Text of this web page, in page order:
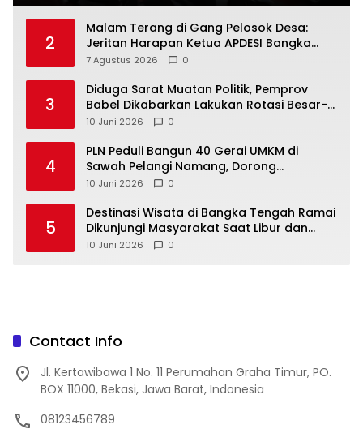
2
Malam Terang di Gang Pelosok Desa:
Jeritan Harapan Ketua APDESI Bangka
Tengah untuk PLN Babel
7 Agustus 2026 0
3
‎Diduga Sarat Muatan Politik, Pemprov
Babel Dikabarkan Lakukan Rotasi Besar-
10 Juni 2026 0
4
‎PLN Peduli Bangun 40 Gerai UMKM di
Sawah Pelangi Namang, Dorong
10 Juni 2026 0
5
‎Destinasi Wisata di Bangka Tengah Ramai
Dikunjungi Masyarakat Saat Libur dan
Akhir Pekan
10 Juni 2026 0
Contact Info
Jl. Kertawibawa 1 No. 11 Perumahan Graha Timur, PO.
BOX 11000, Bekasi, Jawa Barat, Indonesia
08123456789